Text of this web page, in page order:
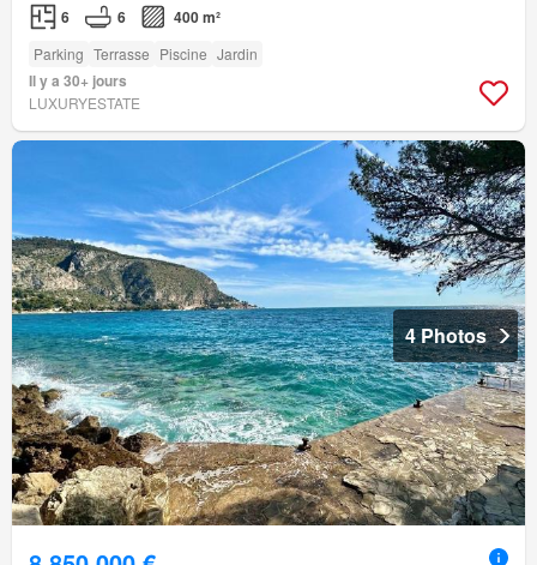
6 6 400 m²
Parking Terrasse Piscine Jardin
Il y a 30+ jours
LUXURYESTATE
4 Photos